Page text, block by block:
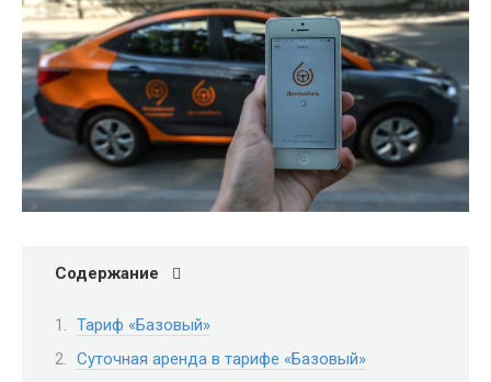
Содержание
Тариф «Базовый»
Суточная аренда в тарифе «Базовый»